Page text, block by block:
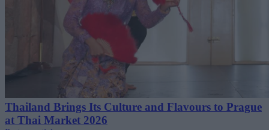
Thailand Brings Its Culture and Flavours to Prague
at Thai Market 2026